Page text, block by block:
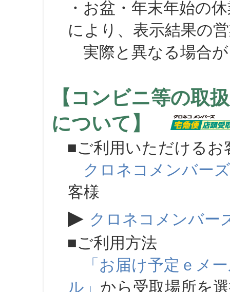
・お盆・年末年始の
により、表示結果の
実際と異なる場合が
【コンビニ等の取
について】
■ご利用いただけるお
クロネコメンバーズ
客様
▶ クロネコメンバー
■ご利用方法
「お届け予定ｅメ
ル」 から受取場所を